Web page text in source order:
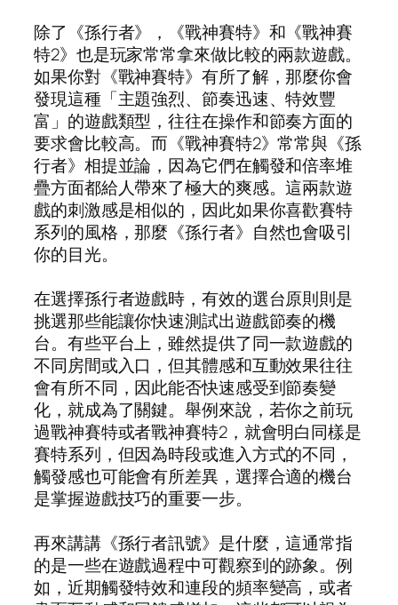
除了《孫行者》，《戰神賽特》和《戰神賽
特2》也是玩家常常拿來做比較的兩款遊戲。
如果你對《戰神賽特》有所了解，那麼你會
發現這種「主題強烈、節奏迅速、特效豐
富」的遊戲類型，往往在操作和節奏方面的
要求會比較高。而《戰神賽特2》常常與《孫
行者》相提並論，因為它們在觸發和倍率堆
疊方面都給人帶來了極大的爽感。這兩款遊
戲的刺激感是相似的，因此如果你喜歡賽特
系列的風格，那麼《孫行者》自然也會吸引
你的目光。
在選擇孫行者遊戲時，有效的選台原則則是
挑選那些能讓你快速測試出遊戲節奏的機
台。有些平台上，雖然提供了同一款遊戲的
不同房間或入口，但其體感和互動效果往往
會有所不同，因此能否快速感受到節奏變
化，就成為了關鍵。舉例來說，若你之前玩
過戰神賽特或者戰神賽特2，就會明白同樣是
賽特系列，但因為時段或進入方式的不同，
觸發感也可能會有所差異，選擇合適的機台
是掌握遊戲技巧的重要一步。
再來講講《孫行者訊號》是什麼，這通常指
的是一些在遊戲過程中可觀察到的跡象。例
如，近期觸發特效和連段的頻率變高，或者